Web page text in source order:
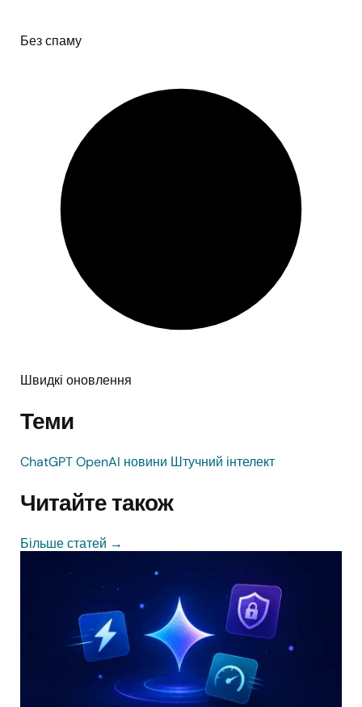
Без спаму
Швидкі оновлення
Теми
ChatGPTOpenAI новини Штучний інтелект
Читайте також
Більше статей →